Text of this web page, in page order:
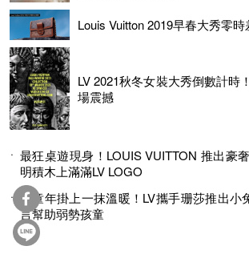
Louis Vuitton 2019早春大秀零時
LV 2021秋冬女裝大秀倒數計時
場震撼
最狂桌遊現身！LOUIS VUITTON 推出豪
明積木上滿滿LV LOGO
為童年掛上一抹溫暖！LV攜手珊莎推出小
言幫助弱勢孩童